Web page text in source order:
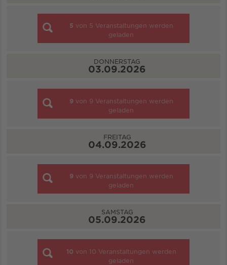
5 von 5 Veranstaltungen werden
geladen
DONNERSTAG
03.09.2026
9 von 9 Veranstaltungen werden
geladen
FREITAG
04.09.2026
9 von 9 Veranstaltungen werden
geladen
SAMSTAG
05.09.2026
10 von 10 Veranstaltungen werden
geladen